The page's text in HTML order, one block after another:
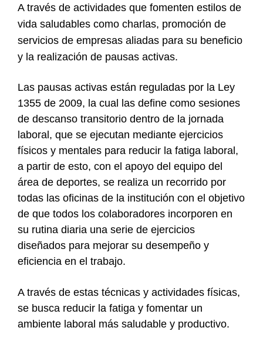
A través de actividades que fomenten estilos de
vida saludables como charlas, promoción de
servicios de empresas aliadas para su beneficio
y la realización de pausas activas.
Las pausas activas están reguladas por la Ley
1355 de 2009, la cual las define como sesiones
de descanso transitorio dentro de la jornada
laboral, que se ejecutan mediante ejercicios
físicos y mentales para reducir la fatiga laboral,
a partir de esto, con el apoyo del equipo del
área de deportes, se realiza un recorrido por
todas las oficinas de la institución con el objetivo
de que todos los colaboradores incorporen en
su rutina diaria una serie de ejercicios
diseñados para mejorar su desempeño y
eficiencia en el trabajo.
A través de estas técnicas y actividades físicas,
se busca reducir la fatiga y fomentar un
ambiente laboral más saludable y productivo.